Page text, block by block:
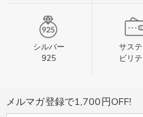
シルバー
925
サス
ビリ
メルマガ登録で1,700円OFF!